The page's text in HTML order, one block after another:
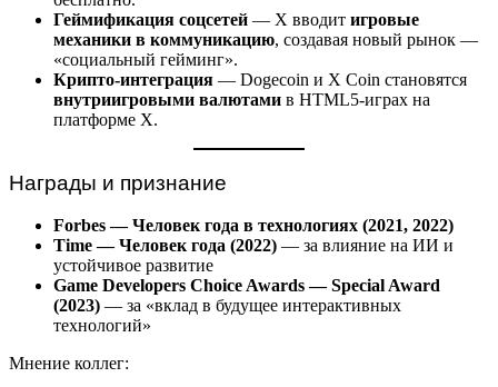
Геймификация соцсетей — X вводит игровые
механики в коммуникацию, создавая новый рынок —
«социальный гейминг».
Крипто-интеграция — Dogecoin и X Coin становятся
внутриигровыми валютами в HTML5-играх на
платформе X.
Награды и признание
Forbes — Человек года в технологиях (2021, 2022)
Time — Человек года (2022) — за влияние на ИИ и
устойчивое развитие
Game Developers Choice Awards — Special Award
(2023) — за «вклад в будущее интерактивных
технологий»
Мнение коллег: